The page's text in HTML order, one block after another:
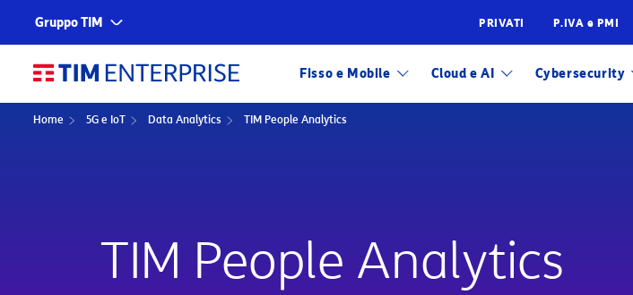
Gruppo TIM
Corporate Servizi
Noovle
PRIVATI P.IVA e PMI
Fisso e Mobile Cloud e AI Cybersecurity
Home 5G e IoT Data Analytics TIM People Analytics
TIM People Analytics